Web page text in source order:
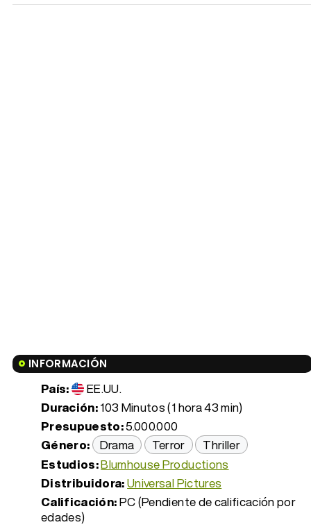
INFORMACIÓN
País:
EE.UU.
Duración:103 Minutos (1 hora 43 min)
Presupuesto:5.000.000
Género: Drama Terror
Thriller
Estudios:Blumhouse Productions
Distribuidora:Universal Pictures
Calificación:PC (Pendiente de calificación por
edades)